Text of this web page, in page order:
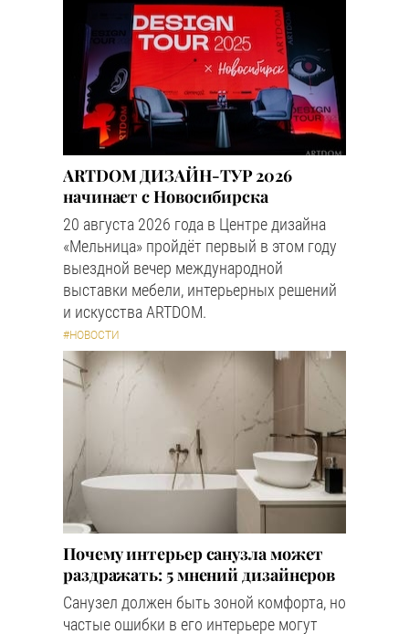
ARTDOM ДИЗАЙН-ТУР 2026
начинает с Новосибирска
20 августа 2026 года в Центре дизайна
«Мельница» пройдёт первый в этом году
выездной вечер международной
выставки мебели, интерьерных решений
и искусства ARTDOM.
#НОВОСТИ
Почему интерьер санузла может
раздражать: 5 мнений дизайнеров
Санузел должен быть зоной комфорта, но
частые ошибки в его интерьере могут